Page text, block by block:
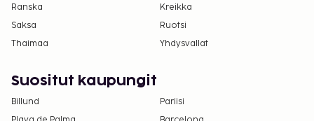
Ranska
Kreikka
Saksa
Ruotsi
Thaimaa
Yhdysvallat
Suositut kaupungit
Billund
Pariisi